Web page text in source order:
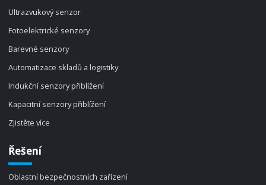
Ultrazvukový senzor
Fotoelektrické senzory
Barevné senzory
Automatizace skladů a logistiky
Indukční senzory přiblížení
Kapacitní senzory přiblížení
Zjistěte více
Řešení
Oblastní bezpečnostních zařízení